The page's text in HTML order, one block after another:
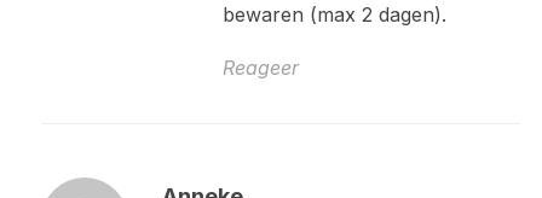
bewaren (max 2 dagen).
Reageer